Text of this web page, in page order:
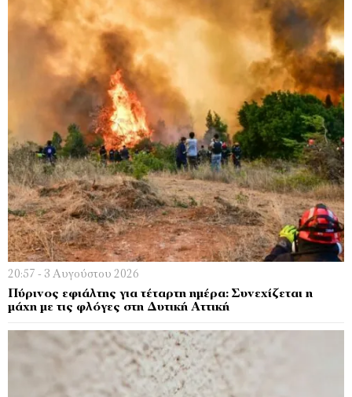
20:57 - 3 Αυγούστου 2026
Πύρινος εφιάλτης για τέταρτη ημέρα: Συνεχίζεται η
μάχη με τις φλόγες στη Δυτική Αττική